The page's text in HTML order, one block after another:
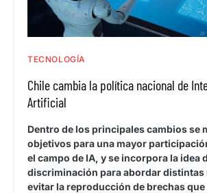
TECNOLOGÍA
Chile cambia la política nacional de
Artificial
Dentro de los principales cambios se
objetivos para una mayor
el campo de IA, y se incorpora la idea
discriminación para abordar distintas
evitar la reproducción de brechas